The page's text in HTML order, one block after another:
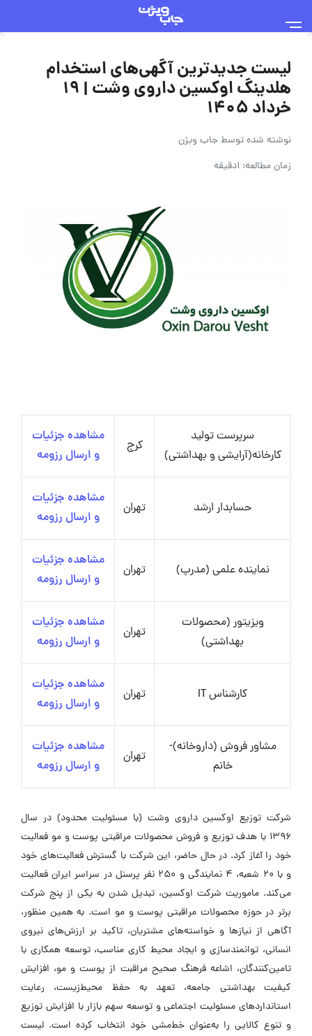
لیست جدیدترین آگهی‌های استخدام
هلدینگ اوکسین داروی وشت | ۱۹
خرداد ۱۴۰۵
نوشته شده توسطجاب ویژن
زمان مطالعه: 1دقیقه
سرپرست تولید
کارخانه(آرایشی و بهداشتی)
کرج
مشاهده جزئیات
و ارسال رزومه
حسابدار ارشد تهران
مشاهده جزئیات
و ارسال رزومه
نماینده علمی (مدرپ) تهران
مشاهده جزئیات
و ارسال رزومه
ویزیتور (محصولات
بهداشتی)
تهران
مشاهده جزئیات
و ارسال رزومه
کارشناس IT تهران
مشاهده جزئیات
و ارسال رزومه
مشاور فروش (داروخانه)-
خانم
تهران
مشاهده جزئیات
و ارسال رزومه
شرکت توزیع اوکسین داروی وشت (با مسئولیت محدود) در سال
۱۳۹۶ با هدف توزیع و فروش محصولات مراقبتی پوست و مو فعالیت
خود را آغاز کرد. در حال حاضر، این شرکت با گسترش فعالیت‌های خود
و با ۲۰ شعبه، ۴ نمایندگی و ۲۵۰ نفر پرسنل در سراسر ایران فعالیت
می‌کند. ماموریت شرکت اوکسین، تبدیل شدن به یکی از پنج شرکت
برتر در حوزه محصولات مراقبتی پوست و مو است. به همین منظور،
آگاهی از نیازها و خواسته‌های مشتریان، تاکید بر ارزش‌های نیروی
انسانی، توانمندسازی و ایجاد محیط کاری مناسب، توسعه همکاری با
تامین‌کنندگان، اشاعه فرهنگ صحیح مراقبت از پوست و مو، افزایش
کیفیت بهداشتی جامعه، تعهد به حفظ محیط‌زیست، رعایت
استانداردهای مسئولیت اجتماعی و توسعه سهم بازار با افزایش توزیع
و تنوع کالایی را به‌عنوان خط‌مشی خود انتخاب کرده است. لیست